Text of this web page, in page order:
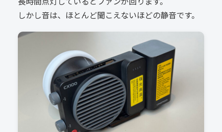
しかし音は、ほとんど聞こえないほどの静音です。